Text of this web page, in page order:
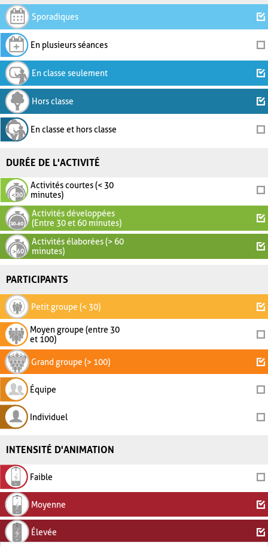
Sporadiques
En plusieurs séances
En classe seulement
Hors classe
En classe et hors classe
DURÉE DE L'ACTIVITÉ
Activités courtes (< 30
minutes)
Activités développées
(Entre 30 et 60 minutes)
Activités élaborées (> 60
minutes)
PARTICIPANTS
Petit groupe (< 30)
Moyen groupe (entre 30
et 100)
Grand groupe (> 100)
Équipe
Individuel
INTENSITÉ D'ANIMATION
Faible
Moyenne
Élevée